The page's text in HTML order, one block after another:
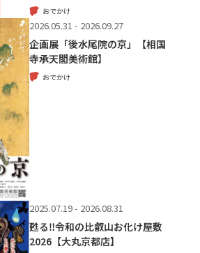
おでかけ
2026.05.31 - 2026.09.27
企画展「後水尾院の京」【相国
寺承天閣美術館】
おでかけ
2025.07.19 - 2026.08.31
甦る‼令和の比叡山お化け屋敷
2026【大丸京都店】